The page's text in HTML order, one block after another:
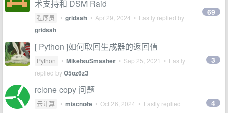
术支持和 DSM Raid
程序员 • gridsah • Apr 29, 2024 • Lastly replied by
gridsah
69
[ Python ]如何取回生成器的返回值
Python • MiketsuSmasher • Sep 25, 2021 • Lastly
replied byO5oz6z3
3
rclone copy 问题
云计算 • miscnote • Oct 26, 2024 • Lastly replied
4